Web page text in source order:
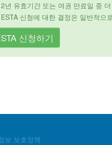
2년 유효기간 또는 여권 만료일 중
ESTA 신청에 대한 결정은 일반적으
신청하기
보 보호정책